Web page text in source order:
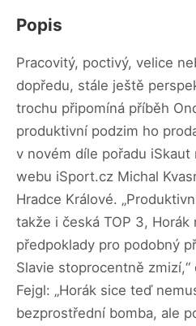
Popis
Pracovitý, poctivý, velice
dopředu, stále ještě
trochu připomíná příběh
produktivní podzim ho
v novém díle pořadu
webu iSport.cz Michal
Hradce Králové.
takže i česká TOP 3, Horák
předpoklady pro podobný
Slavie stoprocentně
Fejgl: „Horák sice teď
bezprostřední bomba, ale